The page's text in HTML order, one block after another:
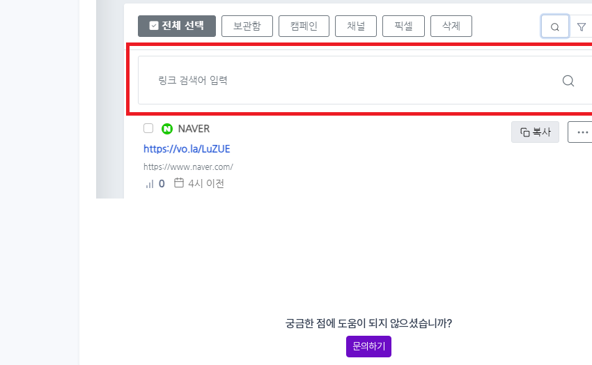
궁금한 점에 도움이 되지 않으셨습니까?
문의하기